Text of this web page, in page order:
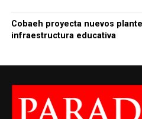
Cobaeh proyecta nuevos
infraestructura educativa